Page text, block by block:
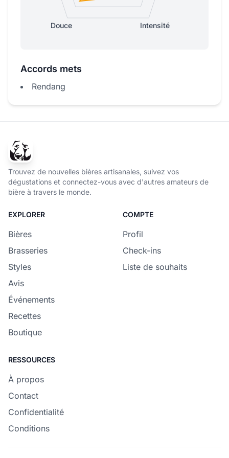
Intensité
Douce
Accords mets
Rendang
Trouvez de nouvelles bières artisanales, suivez vos
dégustations et connectez-vous avec d'autres amateurs de
bière à travers le monde.
EXPLORER
Bières
Brasseries
Styles
Avis
Événements
Recettes
Boutique
COMPTE
Profil
Check-ins
Liste de souhaits
RESSOURCES
À propos
Contact
Confidentialité
Conditions